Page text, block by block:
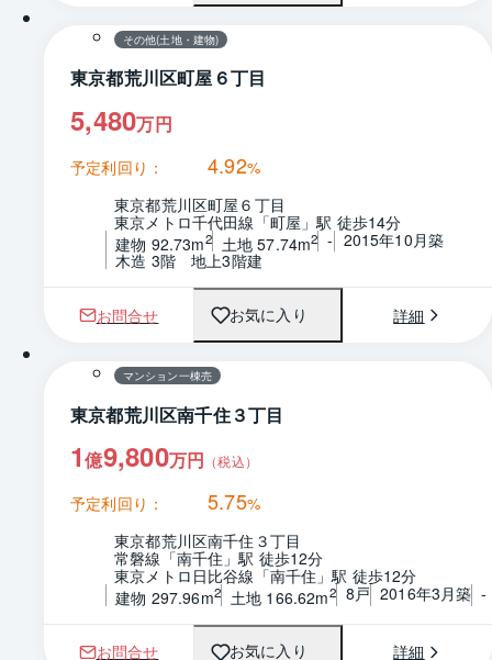
その他(土地・建物)
東京都荒川区町屋６丁目
5,480万円
予定利回り： 4.92%
東京都荒川区町屋６丁目
東京メトロ千代田線「町屋」駅 徒歩14分
建物 92.73m2 土地 57.74m2 - 2015年10月築
木造 3階　地上3階建
お問合せ お気に入り 詳細
1 / 0
マンション一棟売
東京都荒川区南千住３丁目
1億9,800万円 （税込）
予定利回り： 5.75%
東京都荒川区南千住３丁目
常磐線「南千住」駅 徒歩12分
東京メトロ日比谷線「南千住」駅 徒歩12分
建物 297.96m2 土地 166.62m2 8戸 2016年3月築 -
お問合せ お気に入り 詳細